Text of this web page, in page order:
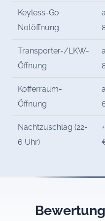
Keyless-Go
Notöffnung
Transporter-/LKW-
Öffnung
Kofferraum-
Öffnung
Nachtzuschlag (22-
6 Uhr)